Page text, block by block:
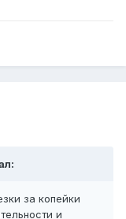
за копейки
и